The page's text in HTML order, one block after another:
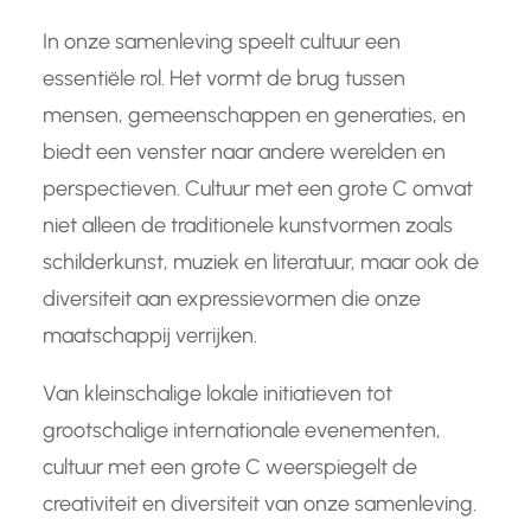
In onze samenleving speelt cultuur een
essentiële rol. Het vormt de brug tussen
mensen, gemeenschappen en generaties, en
biedt een venster naar andere werelden en
perspectieven. Cultuur met een grote C omvat
niet alleen de traditionele kunstvormen zoals
schilderkunst, muziek en literatuur, maar ook de
diversiteit aan expressievormen die onze
maatschappij verrijken.
Van kleinschalige lokale initiatieven tot
grootschalige internationale evenementen,
cultuur met een grote C weerspiegelt de
creativiteit en diversiteit van onze samenleving.